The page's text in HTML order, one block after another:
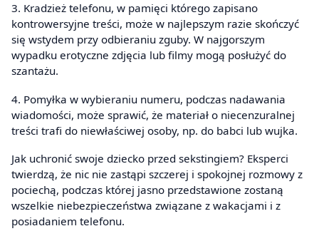
3. Kradzież telefonu, w pamięci którego zapisano
kontrowersyjne treści, może w najlepszym razie skończyć
się wstydem przy odbieraniu zguby. W najgorszym
wypadku erotyczne zdjęcia lub filmy mogą posłużyć do
szantażu.
4. Pomyłka w wybieraniu numeru, podczas nadawania
wiadomości, może sprawić, że materiał o niecenzuralnej
treści trafi do niewłaściwej osoby, np. do babci lub wujka.
Jak uchronić swoje dziecko przed sekstingiem? Eksperci
twierdzą, że nic nie zastąpi szczerej i spokojnej rozmowy z
pociechą, podczas której jasno przedstawione zostaną
wszelkie niebezpieczeństwa związane z wakacjami i z
posiadaniem telefonu.